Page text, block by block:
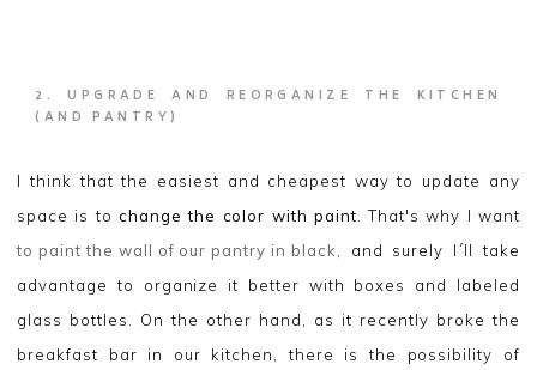
2. UPGRADE AND REORGANIZE THE KITCHEN
(AND PANTRY)
I think that the easiest and cheapest way to update any
space is tochange the color with paint . That's why I want
to paint the wall of our pantry in black
, and surely I´ll take
advantage to organize it better with boxes and labeled
glass bottles. On the other hand, as it recently broke the
breakfast bar in our kitchen, there is the possibility of